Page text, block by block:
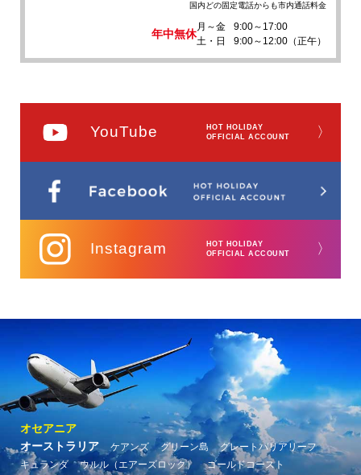
国内どの固定電話からも市内通話料金
年中無休
月～金
9:00～17:00
土・日
9:00～12:00（正午）
YouTube
HOT HOLIDAY
OFFICIAL ACCOUNT
〉
Instagram
HOT HOLIDAY
OFFICIAL ACCOUNT
〉
オセアニア
オーストラリア
ケアンズ グリーン島
グレートバリアリーフ
キュランダ
ウルル（エアーズロック）
ゴールドコースト